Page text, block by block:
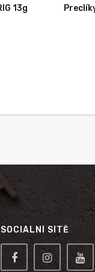
13g
SOCIÁLNÍ SÍTĚ